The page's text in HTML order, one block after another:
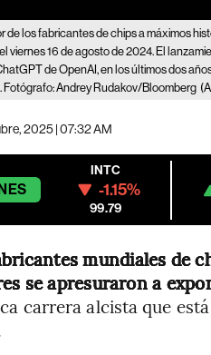
de los fabricantes de chips a máximos
viernes 16 de agosto de 2024. El
de OpenAI, en los últimos dos
Fotógrafo: Andrey Rudakov/Bloomberg
2025 | 07:32 AM
INTC
-1.15%
99.79
mundiales de
se apresuraron a
carrera alcista que